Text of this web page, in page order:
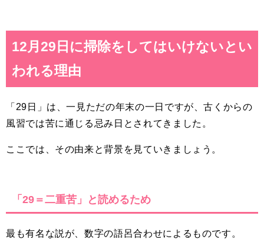
12月29日に掃除をしてはいけないとい
われる理由
「29日」は、一見ただの年末の一日ですが、古くからの
風習では苦に通じる忌み日とされてきました。
ここでは、その由来と背景を見ていきましょう。
「29＝二重苦」と読めるため
最も有名な説が、数字の語呂合わせによるものです。